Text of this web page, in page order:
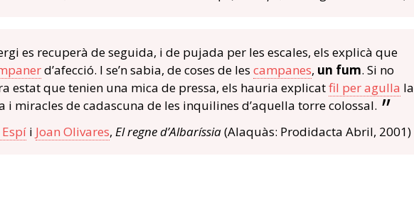
es recuperà de seguida, i de pujada per les escales, els explicà que
d’afecció. I se’n sabia, de coses de les campanes, un fum. Si no
estat que tenien una mica de pressa, els hauria explicatfil per agulla la
i miracles de cadascuna de les inquilines d’aquella torre colossal.
i Joan Olivares, El regne d’Albaríssia(Alaquàs: Prodidacta Abril, 2001)